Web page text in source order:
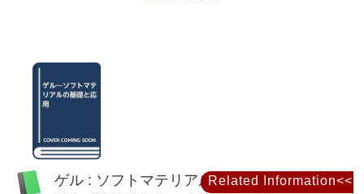
ゲル : ソフトマテリアルの基礎と応用
Related Information<<